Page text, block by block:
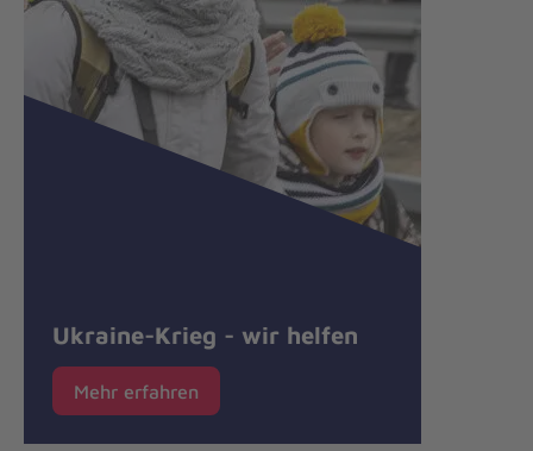
Ukraine-Krieg - wir helfen
Mehr erfahren